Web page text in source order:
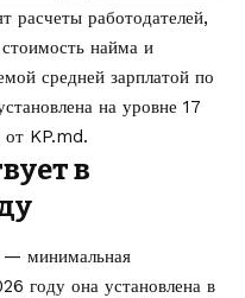
расчеты работодателей,
стоимость найма и
средней зарплатой по
на уровне 17
от KP.md.
в
минимальная
году она установлена в